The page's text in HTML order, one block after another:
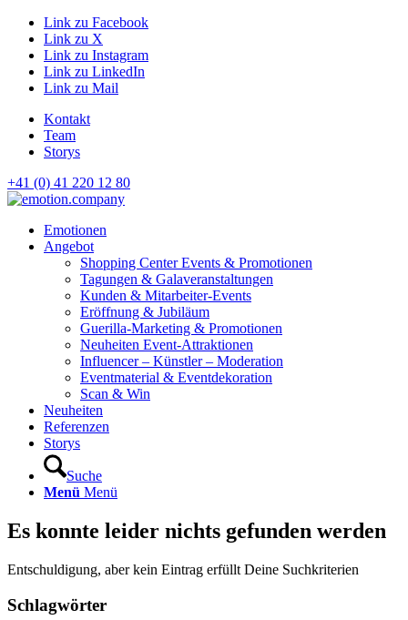
Link zu Facebook
Link zu X
Link zu Instagram
Link zu LinkedIn
Link zu Mail
Kontakt
Team
Storys
+41 (0) 41 220 12 80
Hauptnavigation
Emotionen
Angebot
Shopping Center Events & Promotionen
Tagungen & Galaveranstaltungen
Kunden & Mitarbeiter-Events
Eröffnung & Jubiläum
Guerilla-Marketing & Promotionen
Neuheiten Event-Attraktionen
Influencer – Künstler – Moderation
Eventmaterial & Eventdekoration
Scan & Win
Neuheiten
Referenzen
Storys
Suche
Menü Menü
Es konnte leider nichts gefunden werden
Entschuldigung, aber kein Eintrag erfüllt Deine Suchkriterien
Schlagwörter